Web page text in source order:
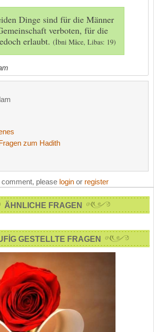
Dinge sind für die Männer
verboten, für die
erlaubt. (İbni Mâce, Libas: 19)
zum Hadith
please login or register
ÄHNLICHE FRAGEN
GESTELLTE FRAGEN